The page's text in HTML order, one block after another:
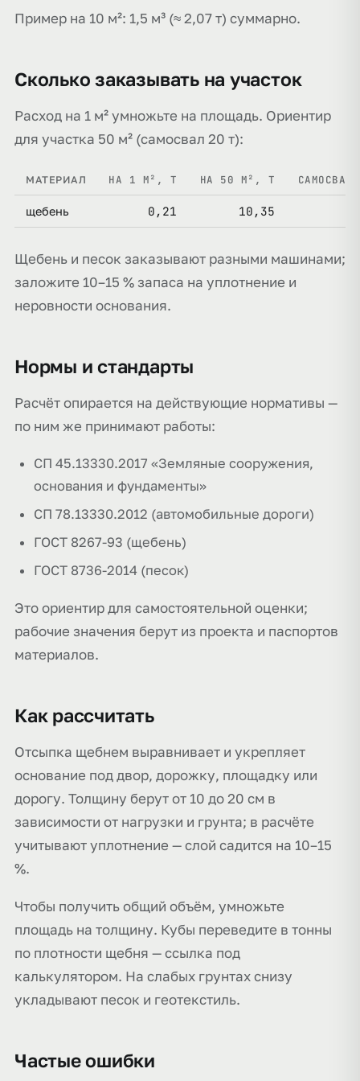
Пример на 10 м²: 1,5 м³ (≈ 2,07 т) суммарно.
Сколько заказывать на участок
Расход на 1 м² умножьте на площадь. Ориентир
для участка 50 м² (самосвал 20 т):
МАТЕРИАЛ НА 1 М², Т НА 50 М², Т
щебень 0,21 10,35
Щебень и песок заказывают разными машинами;
заложите 10–15 % запаса на уплотнение и
неровности основания.
Нормы и стандарты
Расчёт опирается на действующие нормативы —
по ним же принимают работы:
СП 45.13330.2017 «Земляные сооружения,
основания и фундаменты»
СП 78.13330.2012 (автомобильные дороги)
ГОСТ 8267-93 (щебень)
ГОСТ 8736-2014 (песок)
Это ориентир для самостоятельной оценки;
рабочие значения берут из проекта и паспортов
материалов.
Как рассчитать
Отсыпка щебнем выравнивает и укрепляет
основание под двор, дорожку, площадку или
дорогу. Толщину берут от 10 до 20 см в
зависимости от нагрузки и грунта; в расчёте
учитывают уплотнение — слой садится на 10–15
%.
Чтобы получить общий объём, умножьте
площадь на толщину. Кубы переведите в тонны
по плотности щебня — ссылка под
калькулятором. На слабых грунтах снизу
укладывают песок и геотекстиль.
Частые ошибки